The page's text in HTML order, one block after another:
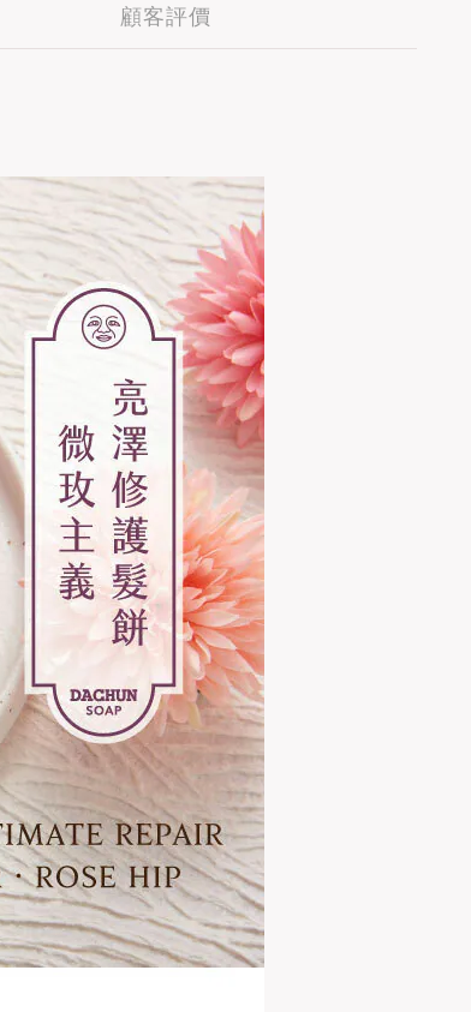
顧客評價